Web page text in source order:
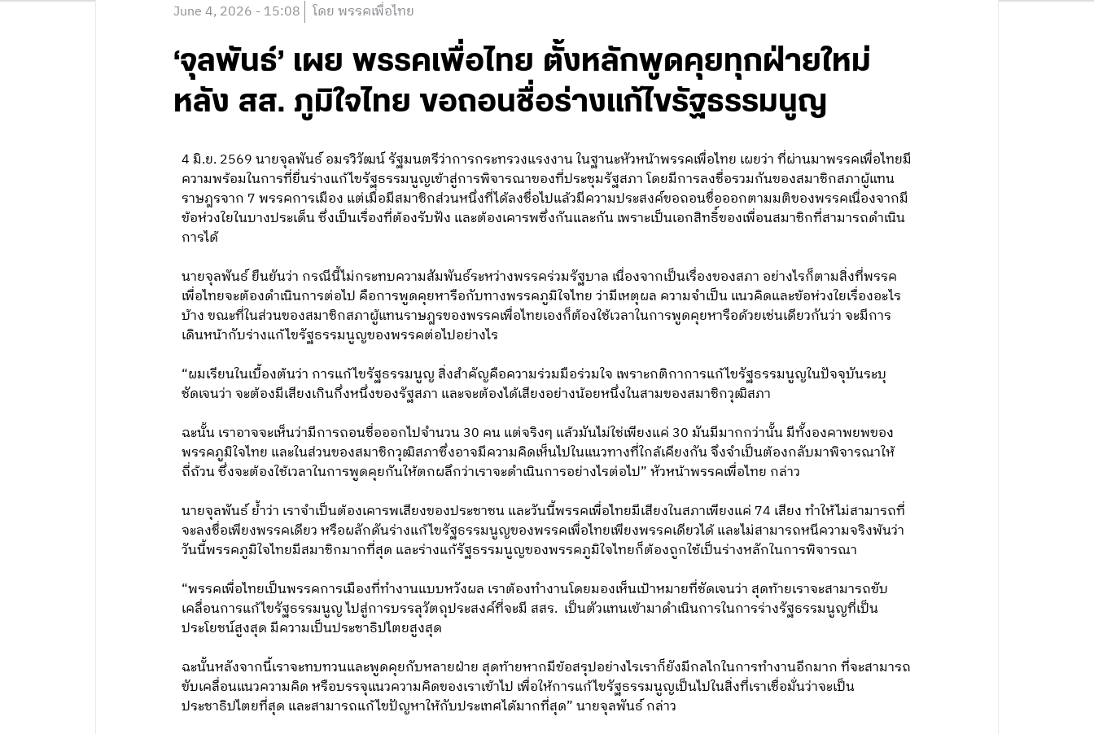
June 4, 2026 - 15:08 โดย พรรคเพื่อไทย
‘จุลพันธ์’ เผย พรรคเพื่อไทย ตั้งหลักพูดคุยทุกฝ่ายใหม่
หลัง สส. ภูมิใจไทย ขอถอนชื่อร่างแก้ไขรัฐธรรมนูญ
4 มิ.ย. 2569 นายจุลพันธ์ อมรวิวัฒน์ รัฐมนตรีว่าการกระทรวงแรงงาน ในฐานะหัวหน้าพรรคเพื่อไทย เผยว่า ที่ผ่านมาพรรคเพื่อไทยมี
ความพร้อมในการที่ยื่นร่างแก้ไขรัฐธรรมนูญเข้าสู่การพิจารณาของที่ประชุมรัฐสภา โดยมีการลงชื่อรวมกันของสมาชิกสภาผู้แทน
ราษฎรจาก 7 พรรคการเมือง แต่เมื่อมีสมาชิกส่วนหนึ่งที่ได้ลงชื่อไปแล้วมีความประสงค์ขอถอนชื่อออกตามมติของพรรคเนื่องจากมี
ข้อห่วงใยในบางประเด็น ซึ่งเป็นเรื่องที่ต้องรับฟัง และต้องเคารพซึ่งกันและกัน เพราะเป็นเอกสิทธิ์ของเพื่อนสมาชิกที่สามารถดำเนิน
การได้
นายจุลพันธ์ ยืนยันว่า กรณีนี้ไม่กระทบความสัมพันธ์ระหว่างพรรคร่วมรัฐบาล เนื่องจากเป็นเรื่องของสภา อย่างไรก็ตามสิ่งที่พรรค
เพื่อไทยจะต้องดำเนินการต่อไป คือการพูดคุยหารือกับทางพรรคภูมิใจไทย ว่ามีเหตุผล ความจำเป็น แนวคิดและข้อห่วงใยเรื่องอะไร
บ้าง ขณะที่ในส่วนของสมาชิกสภาผู้แทนราษฎรของพรรคเพื่อไทยเองก็ต้องใช้เวลาในการพูดคุยหารือด้วยเช่นเดียวกันว่า จะมีการ
เดินหน้ากับร่างแก้ไขรัฐธรรมนูญของพรรคต่อไปอย่างไร
“ผมเรียนในเบื้องต้นว่า การแก้ไขรัฐธรรมนูญ สิ่งสำคัญคือความร่วมมือร่วมใจ เพราะกติกาการแก้ไขรัฐธรรมนูญในปัจจุบันระบุ
ชัดเจนว่า จะต้องมีเสียงเกินกึ่งหนึ่งของรัฐสภา และจะต้องได้เสียงอย่างน้อยหนึ่งในสามของสมาชิกวุฒิสภา
ฉะนั้น เราอาจจะเห็นว่ามีการถอนชื่อออกไปจำนวน 30 คน แต่จริงๆ แล้วมันไม่ใช่เพียงแค่ 30 มันมีมากกว่านั้น มีทั้งองคาพยพของ
พรรคภูมิใจไทย และในส่วนของสมาชิกวุฒิสภาซึ่งอาจมีความคิดเห็นไปในแนวทางที่ใกล้เคียงกัน จึงจำเป็นต้องกลับมาพิจารณาให้
ถี่ถ้วน ซึ่งจะต้องใช้เวลาในการพูดคุยกันให้ตกผลึกว่าเราจะดำเนินการอย่างไรต่อไป” หัวหน้าพรรคเพื่อไทย กล่าว
นายจุลพันธ์ ย้ำว่า เราจำเป็นต้องเคารพเสียงของประชาชน และวันนี้พรรคเพื่อไทยมีเสียงในสภาเพียงแค่ 74 เสียง ทำให้ไม่สามารถที่
จะลงชื่อเพียงพรรคเดียว หรือผลักดันร่างแก้ไขรัฐธรรมนูญของพรรคเพื่อไทยเพียงพรรคเดียวได้ และไม่สามารถหนีความจริงพ้นว่า
วันนี้พรรคภูมิใจไทยมีสมาชิกมากที่สุด และร่างแก้รัฐธรรมนูญของพรรคภูมิใจไทยก็ต้องถูกใช้เป็นร่างหลักในการพิจารณา
“พรรคเพื่อไทยเป็นพรรคการเมืองที่ทำงานแบบหวังผล เราต้องทำงานโดยมองเห็นเป้าหมายที่ชัดเจนว่า สุดท้ายเราจะสามารถขับ
เคลื่อนการแก้ไขรัฐธรรมนูญ ไปสู่การบรรลุวัตถุประสงค์ที่จะมี สสร. เป็นตัวแทนเข้ามาดำเนินการในการร่างรัฐธรรมนูญที่เป็น
ประโยชน์สูงสุด มีความเป็นประชาธิปไตยสูงสุด
ฉะนั้นหลังจากนี้เราจะทบทวนและพูดคุยกับหลายฝ่าย สุดท้ายหากมีข้อสรุปอย่างไรเราก็ยังมีกลไกในการทำงานอีกมาก ที่จะสามารถ
ขับเคลื่อนแนวความคิด หรือบรรจุแนวความคิดของเราเข้าไป เพื่อให้การแก้ไขรัฐธรรมนูญเป็นไปในสิ่งที่เราเชื่อมั่นว่าจะเป็น
ประชาธิปไตยที่สุด และสามารถแก้ไขปัญหาให้กับประเทศได้มากที่สุด” นายจุลพันธ์ กล่าว